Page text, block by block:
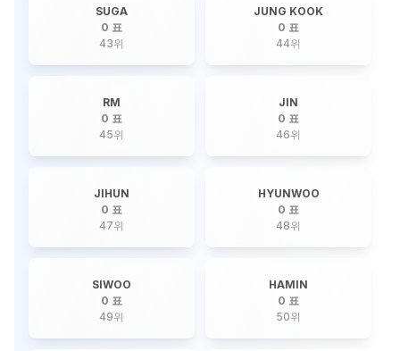
SUGA
0 표
43위
JUNG KOOK
0 표
44위
RM
0 표
45위
JIN
0 표
46위
JIHUN
0 표
47위
HYUNWOO
0 표
48위
SIWOO
0 표
49위
HAMIN
0 표
50위